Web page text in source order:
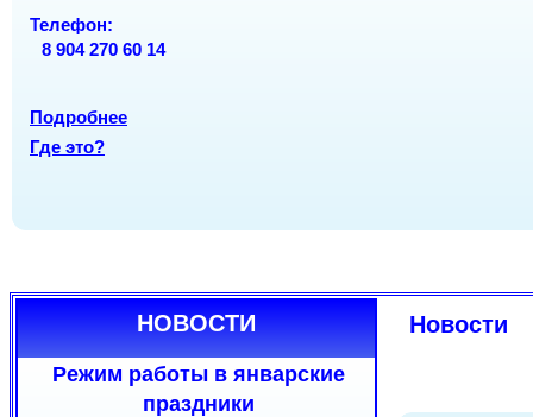
Телефон:
Телефон:
Подробнее
Телефон:
8 904 270 60 14
Подробнее
Где это?
НОВОСТИ
Режим работы в январские
праздники
Новости